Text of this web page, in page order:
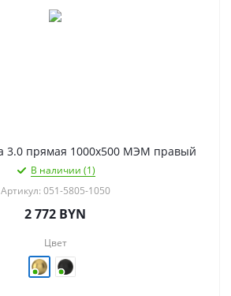
Сунержа Богема 3.0 прямая 1000х500 МЭМ правый
В наличии (1)
Артикул: 051-5805-1050
2 772 BYN
Цвет